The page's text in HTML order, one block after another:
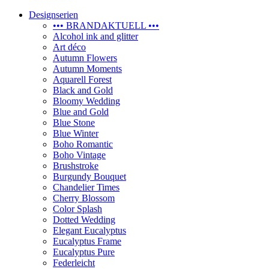
Designserien
••• BRANDAKTUELL •••
Alcohol ink and glitter
Art déco
Autumn Flowers
Autumn Moments
Aquarell Forest
Black and Gold
Bloomy Wedding
Blue and Gold
Blue Stone
Blue Winter
Boho Romantic
Boho Vintage
Brushstroke
Burgundy Bouquet
Chandelier Times
Cherry Blossom
Color Splash
Dotted Wedding
Elegant Eucalyptus
Eucalyptus Frame
Eucalyptus Pure
Federleicht